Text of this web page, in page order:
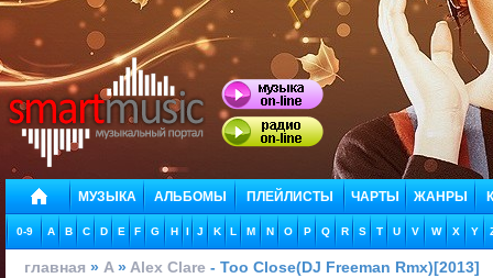
МУЗЫКА АЛЬБОМЫ ПЛЕЙЛИСТЫ ЧАРТЫ ЖАНРЫ
0-9 A B C D E F G H I J K L M N O P Q R S T U V W X Y
главная » A » Alex Clare - Too Close(DJ Freeman Rmx)[2013]